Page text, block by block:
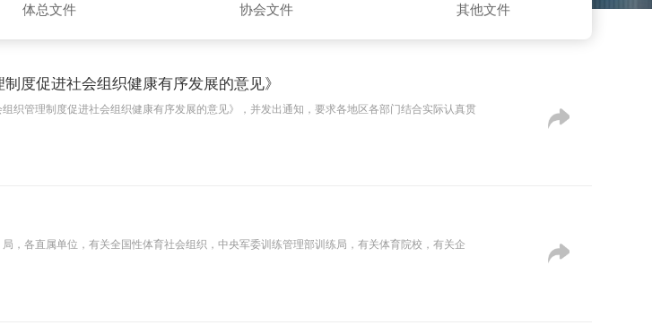
体总文件 协会文件 其他文件
度促进社会组织健康有序发展的意见》
织管理制度促进社会组织健康有序发展的意见》，并发出通知，要求各地区各部门结合实际认真贯
，各直属单位，有关全国性体育社会组织，中央军委训练管理部训练局，有关体育院校，有关企